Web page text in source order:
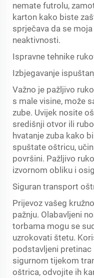
nemate futrolu,
karton kako biste
sprječava da se
neaktivnosti.
Ispravne tehnike
Izbjegavanje
Važno je pažljivo
s male visine, može
zube. Uvijek nosite
središnji otvor ili
hvatanje zuba kako
spuštate oštricu,
površini. Pažljivo
izvornom obliku i
Siguran transport
Prijevoz vašeg
pažnju. Olabavljeni
torbama mogu se
uzrokovati štetu.
podstavljeni
sigurnom tijekom
oštrica, odvojite ih